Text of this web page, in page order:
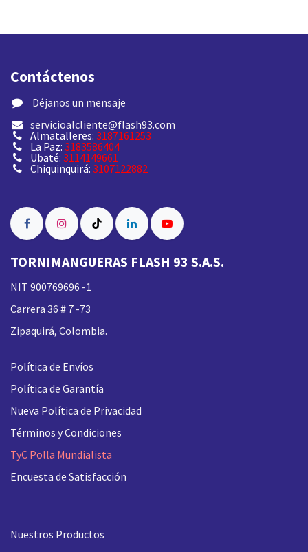
Contáctenos
​ Déjanos un mensaje
servicioalcliente@flash93.com
Almatalleres: 3187161253
La Paz: 3183586404
Ubaté: 3114149661
Chiquinquirá: 3107122882
TORNIMANGUERAS FLASH 93 S.A.S.
NIT 900769696 -1
Carrera 36 # 7 -73
Zipaquirá, Colombia.
Política de Envíos
Política de Garantía
Nueva Política de Privacidad
Términos y Condiciones
TyC Polla Mundialista
Encuesta de Satisfacción
Nuestros Productos